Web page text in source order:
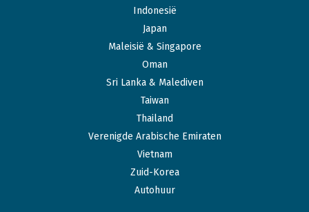
Indonesië
Japan
Maleisië & Singapore
Oman
Sri Lanka & Malediven
Taiwan
Thailand
Verenigde Arabische Emiraten
Vietnam
Zuid-Korea
Autohuur